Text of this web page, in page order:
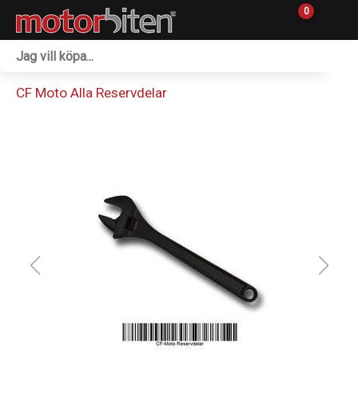
0
Reservdelar
Sprängskisser
CF Moto Alla Reservdelar